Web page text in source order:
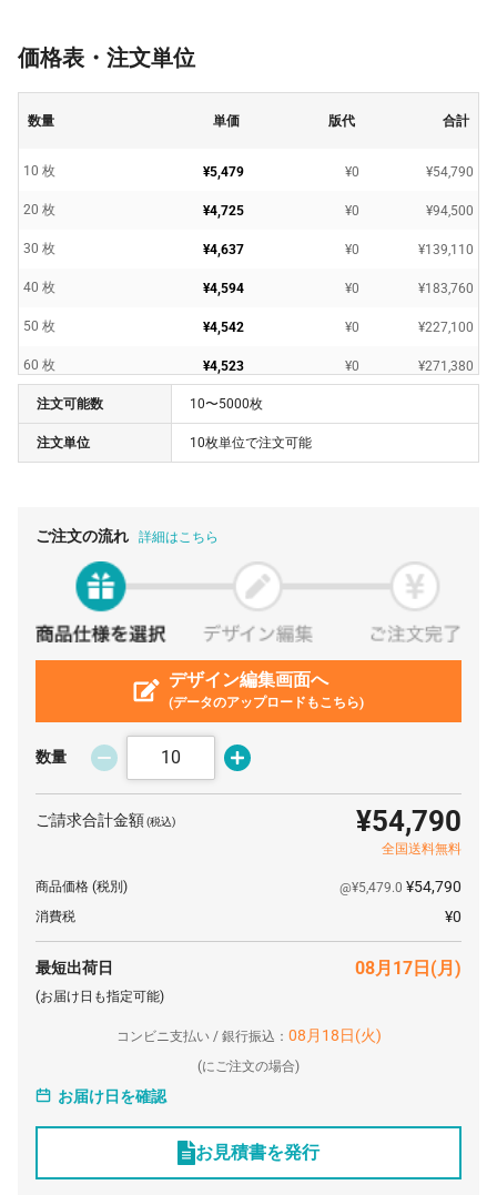
価格表・注文単位
数量 単価 版代 合計
10 枚 ¥5,479 ¥0 ¥54,790
20 枚 ¥4,725 ¥0 ¥94,500
30 枚 ¥4,637 ¥0 ¥139,110
40 枚 ¥4,594 ¥0 ¥183,760
50 枚 ¥4,542 ¥0 ¥227,100
60 枚 ¥4,523 ¥0 ¥271,380
70 枚 ¥4,505
80 枚 ¥4,433
¥640,050
¥3,825 ¥765,000
250 枚 ¥3,825 ¥956,250
¥3,781
400 枚 ¥3,726
450 枚 ¥3,726 ¥0 ¥1,676,700
500 枚 ¥0 ¥1,846,000
700 枚 ¥2,553,600
900 枚
¥3,615 ¥0
¥3,615
2000 枚
¥3,557
3000 枚 ¥3,556 ¥0 ¥10,668,000
注文可能数 10〜5000枚
注文単位 10枚単位で注文可能
ご注文の流れ 詳細はこちら
デザイン編集画面へ
(データのアップロードもこちら)
数量
ご請求合計金額(税込) ¥54,790
全国送料無料
商品価格 (税別) @¥5,479.0 ¥54,790
消費税 ¥0
最短出荷日 08月17日(月)
(お届け日も指定可能)
コンビニ支払い / 銀行振込： 08月18日(火)
(にご注文の場合)
お届け日を確認
お見積書を発行